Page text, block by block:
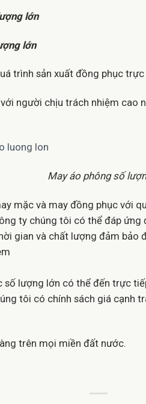
lớn
lớn
trình sản xuất đồng phục
người chịu trách nhiệm cao
May áo phông số
mặc và may đồng phục với
ty chúng tôi có thể đáp
gian và chất lượng đảm bảo
số lượng lớn có thể đến trực
tôi có chính sách giá cạnh
trên mọi miền đất nước.